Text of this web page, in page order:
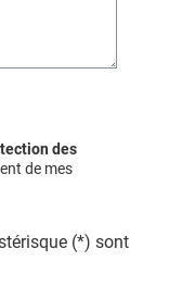
des
de mes
(*) sont